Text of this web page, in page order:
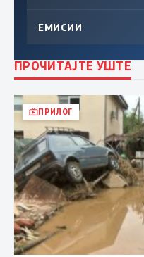
ЕМИСИИ
ПРОЧИТАЈТЕ УШТЕ
ПРИЛОГ